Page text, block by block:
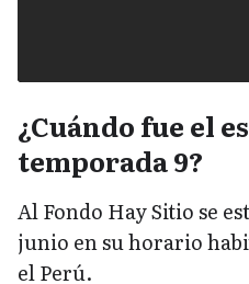
¿Cuándo fue el
temporada 9?
Al Fondo Hay Sitio se
junio en su horario
el Perú.